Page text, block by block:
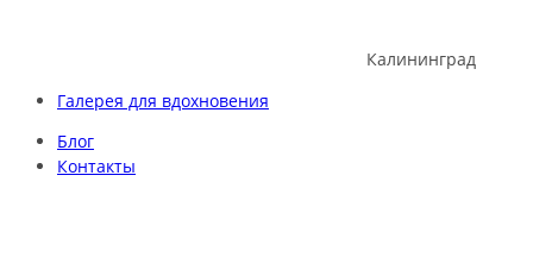
Калининград
Галерея для вдохновения
Блог
Контакты